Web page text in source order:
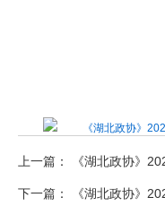
《湖北政协》
上一篇： 《湖北政协》
下一篇： 《湖北政协》